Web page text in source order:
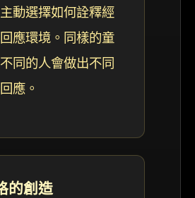
動選擇如何詮釋經
應環境。同樣的童
同的人會做出不同
應。
的創造